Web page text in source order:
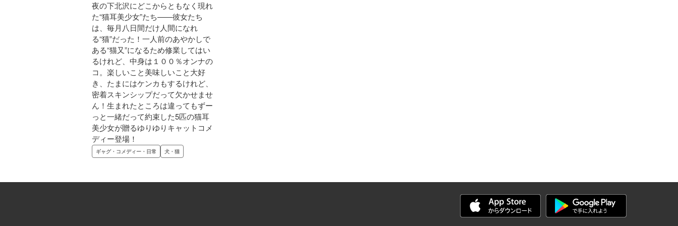
夜の下北沢にどこからともなく現れ
た“猫耳美少女”たち——彼女たち
は、毎月八日間だけ人間になれ
る“猫”だった！一人前のあやかしで
ある“猫又”になるため修業してはい
るけれど、中身は１００％オンナの
コ。楽しいこと美味しいこと大好
き、たまにはケンカもするけれど、
密着スキンシップだって欠かせませ
ん！生まれたところは違ってもずー
っと一緒だって約束した5匹の猫耳
美少女が贈るゆりゆりキャットコメ
ディー登場！
ギャグ・コメディー・日常 犬・猫